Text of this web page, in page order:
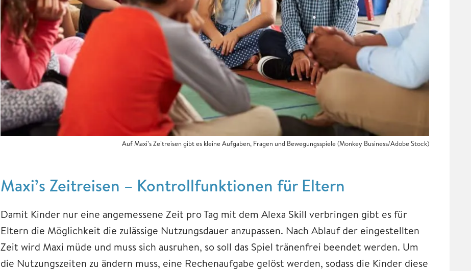
Auf Maxi’s Zeitreisen gibt es kleine Aufgaben, Fragen und Bewegungsspiele (Monkey Business/Adobe Stock)
Maxi’s Zeitreisen – Kontrollfunktionen für Eltern
Damit Kinder nur eine angemessene Zeit pro Tag mit dem Alexa Skill verbringen gibt es für
Eltern die Möglichkeit die zulässige Nutzungsdauer anzupassen. Nach Ablauf der eingestellten
Zeit wird Maxi müde und muss sich ausruhen, so soll das Spiel tränenfrei beendet werden. Um
die Nutzungszeiten zu ändern muss, eine Rechenaufgabe gelöst werden, sodass die Kinder diese